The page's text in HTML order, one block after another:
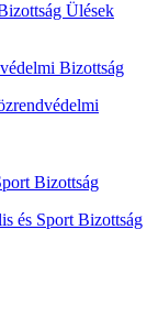
Ülések
Bizottság
Bizottság
és Sport Bizottság